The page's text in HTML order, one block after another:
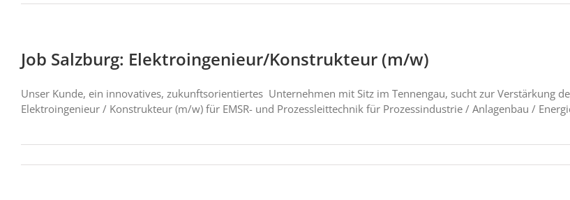
Job Salzburg: Elektroingenieur/Konstrukteur (m/w)
Unser Kunde, ein innovatives, zukunftsorientiertes Unternehmen mit Sitz im Tennengau, sucht zur Verstärkung
Elektroingenieur / Konstrukteur (m/w) für EMSR- und Prozessleittechnik für Prozessindustrie / Anlagenbau /